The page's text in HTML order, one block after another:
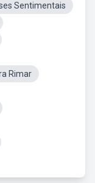
Sentimentais
Rimar